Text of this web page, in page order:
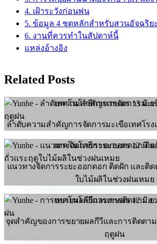
4. เฝ้าระวังก่อนพ่น
5. ข้อมูล 4 ชุดหลักสำหรับสวนอัจฉริยะ
6. งานที่ควรทำในสัปดาห์นี้
แหล่งอ้างอิง
Related Posts
เทคโนโลยีการเกษตร 13 มิ.ย
ลำดับความสำคัญการจัดการมะเขือเทศโรง
เทคโนโลยีการเกษตร 12 มิ.ย
แนวทางจัดการระยะออกดอก ติดฝัก และติ
ใบไม้ผลิในช่วงฝนเหมย
เทคโนโลยีการเกษตร 12 มิ.ย
จุดสำคัญของการขยายผลกีวีและการติดตา
ฤดูฝน